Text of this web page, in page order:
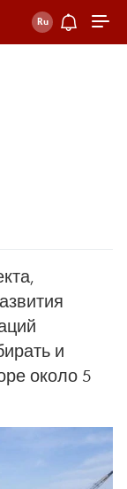
и
около 5